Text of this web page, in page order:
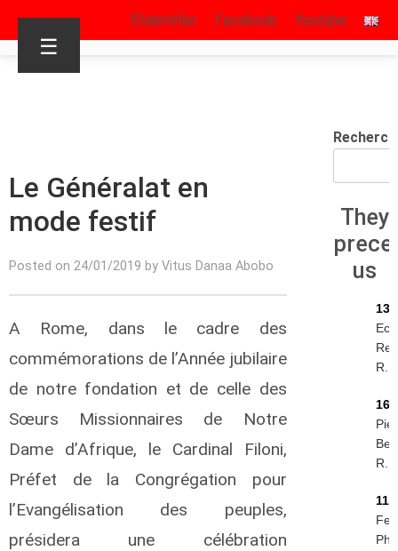
S’identifier Facebook Youtube
☰
Le Généralat en
mode festif
Posted on 24/01/2019 by Vitus Danaa Abobo
A Rome, dans le cadre des
commémorations de l’Année jubilaire
de notre fondation et de celle des
Sœurs Missionnaires de Notre
Dame d’Afrique, le Cardinal Filoni,
Préfet de la Congrégation pour
l’Evangélisation des peuples,
présidera une célébration
They
us
13/
16/
Piet
11/